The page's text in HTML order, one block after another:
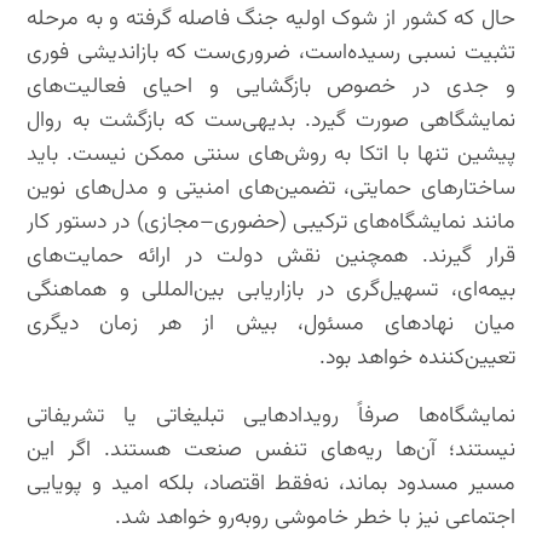
حال که کشور از شوک اولیه جنگ فاصله گرفته و به مرحله
تثبیت نسبی رسیده‌است، ضروری‌ست که بازاندیشی فوری
و جدی در خصوص بازگشایی و احیای فعالیت‌های
نمایشگاهی صورت گیرد. بدیهی‌ست که بازگشت به روال
پیشین تنها با اتکا به روش‌های سنتی ممکن نیست. باید
ساختارهای حمایتی، تضمین‌های امنیتی و مدل‌های نوین
مانند نمایشگاه‌های ترکیبی (حضوری–مجازی) در دستور کار
قرار گیرند. همچنین نقش دولت در ارائه حمایت‌های
بیمه‌ای، تسهیل‌گری در بازاریابی بین‌المللی و هماهنگی
میان نهادهای مسئول، بیش از هر زمان دیگری
تعیین‌کننده خواهد بود.
نمایشگاه‌ها صرفاً رویدادهایی تبلیغاتی یا تشریفاتی
نیستند؛ آن‌ها ریه‌های تنفس صنعت هستند. اگر این
مسیر مسدود بماند، نه‌فقط اقتصاد، بلکه امید و پویایی
اجتماعی نیز با خطر خاموشی روبه‌رو خواهد شد.